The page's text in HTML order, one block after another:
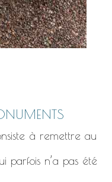
à remettre au
parfois n’a pas été